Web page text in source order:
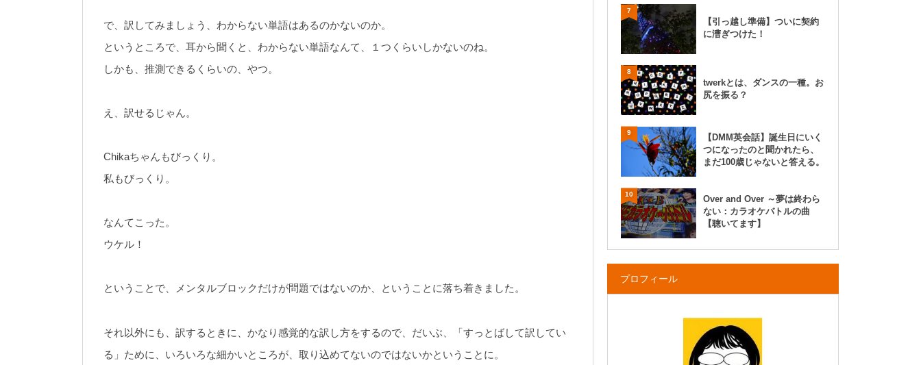
で、訳してみましょう、わからない単語はあるのかないのか。
というところで、耳から聞くと、わからない単語なんて、１つくらいしかないのね。
しかも、推測できるくらいの、やつ。
え、訳せるじゃん。
Chikaちゃんもびっくり。
私もびっくり。
なんてこった。
ウケル！
ということで、メンタルブロックだけが問題ではないのか、ということに落ち着きました。
それ以外にも、訳するときに、かなり感覚的な訳し方をするので、だいぶ、「すっとばして訳してい
る」ために、いろいろな細かいところが、取り込めてないのではないかということに。
7
【引っ越し準備】ついに契約
に漕ぎつけた！
8
twerkとは、ダンスの一種。お
尻を振る？
9
【DMM英会話】誕生日にいく
つになったのと聞かれたら、
まだ100歳じゃないと答える。
10
Over and Over ～夢は終わら
ない：カラオケバトルの曲
【聴いてます】
プロフィール